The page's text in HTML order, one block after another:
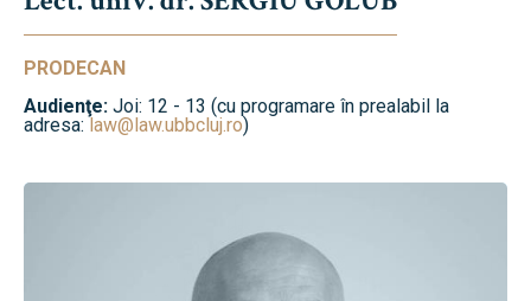
PRODECAN
Audienţe: Joi: 12 - 13 (cu programare în prealabil la
adresa:law@law.ubbcluj.ro)